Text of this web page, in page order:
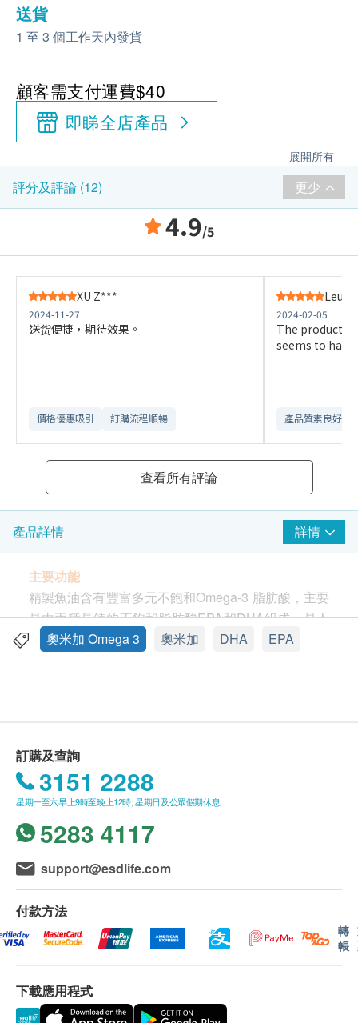
送貨
1 至 3 個工作天內發貨
顧客需支付運費$40
即睇全店產品
展開所有
評分及評論 (12) 更少
4.9/5
XU Z***
2024-11-27
送货便捷，期待效果。
價格優惠吸引 訂購流程順暢
2024-02-05
The product is
seems to
產品質素良好
查看所有評論
產品詳情 詳情
主要功能
精製魚油含有豐富多元不飽和Omega-3 脂肪酸，主要
是由兩種長鍊的不飽和脂肪酸EPA和DHA組成，是人
體無法自行合成的。
* 有保持血液暢通，減輕心血管負擔，維持心臟健康
* 促進眼部血液循環，有效強化眼晴
* 改善免疫系統
* 有效強化關節
成份
EPA的精製魚油，明膠，磷蝦萃取物，水分保持劑(甘
油)，抗氧化劑（維他命E）(部分原料包含大豆）
適合人士
食用方法
奧米加 Omega 3 奧米加 DHA EPA
訂購及查詢
3151 2288
星期一至六早上9時至晚上12時; 星期日及公眾假期休息
5283 4117
support@esdlife.com
付款方法
轉
帳
下載應用程式